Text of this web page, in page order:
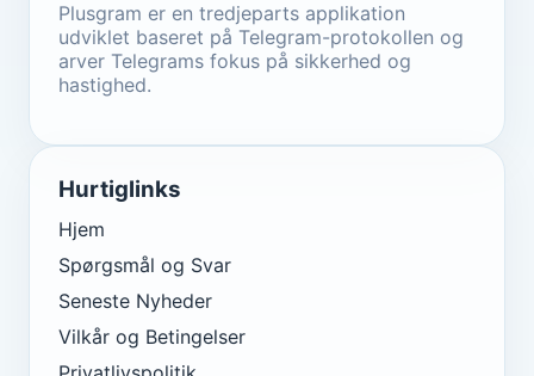
Plusgram er en tredjeparts applikation
udviklet baseret på Telegram-protokollen og
arver Telegrams fokus på sikkerhed og
hastighed.
Hurtiglinks
Hjem
Spørgsmål og Svar
Seneste Nyheder
Vilkår og Betingelser